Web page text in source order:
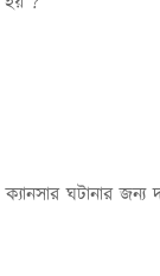
ঘটানার জন্য